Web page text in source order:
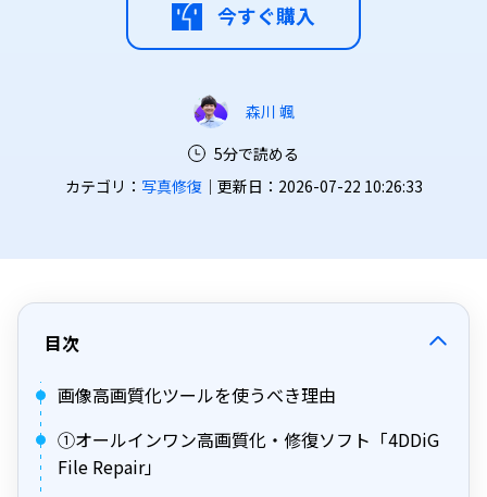
今すぐ購入
森川 颯
5分で読める
カテゴリ： 写真修復｜更新日：2026-07-22 10:26:33
目次
画像高画質化ツールを使うべき理由
①オールインワン高画質化・修復ソフト「4DDiG
File Repair」